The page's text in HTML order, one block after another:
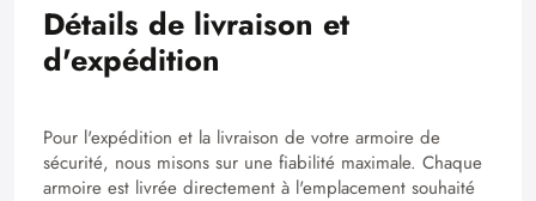
Détails de livraison et
d'expédition
Pour l'expédition et la livraison de votre armoire de
sécurité, nous misons sur une fiabilité maximale. Chaque
armoire est livrée directement à l'emplacement souhaité